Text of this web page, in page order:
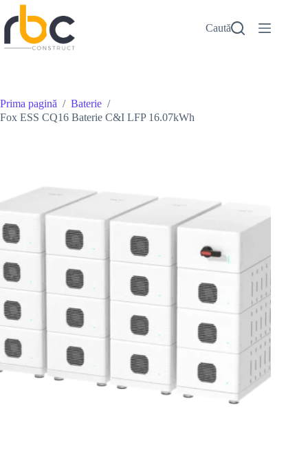
conținut
Caută
Prima pagină / Baterie /
Fox ESS CQ16 Baterie C&I LFP 16.07kWh